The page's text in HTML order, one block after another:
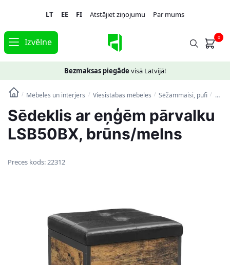
navigation
content
LT EE FI Atstājiet ziņojumu Par mums
Izvēlne 0
Bezmaksas piegāde visā Latvijā!
/ Mēbeles un interjers / Viesistabas mēbeles / Sēžammaisi, pufi /
Sēdeklis ar eņģēm pārvalku
LSB50BX, brūns/melns
Preces kods:22312